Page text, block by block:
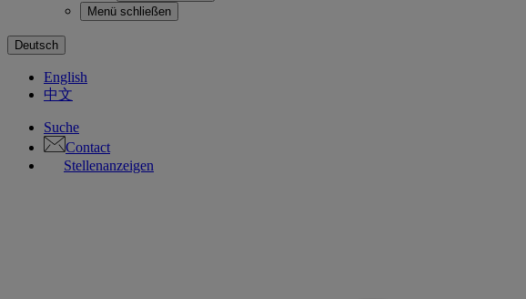
Menü schließen
Deutsch
English
中文
Suche
Contact
Stellenanzeigen